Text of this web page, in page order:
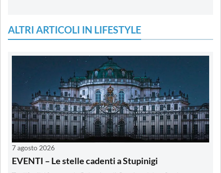
ALTRI ARTICOLI IN LIFESTYLE
7 agosto 2026
EVENTI – Le stelle cadenti a Stupinigi